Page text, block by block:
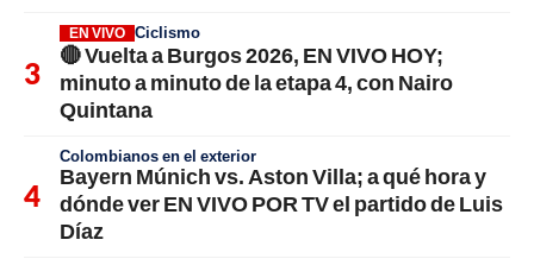
EN VIVO Ciclismo
🔴 Vuelta a Burgos 2026, EN VIVO HOY;
minuto a minuto de la etapa 4, con Nairo
Quintana
Colombianos en el exterior
Bayern Múnich vs. Aston Villa; a qué hora y
dónde ver EN VIVO POR TV el partido de Luis
Díaz